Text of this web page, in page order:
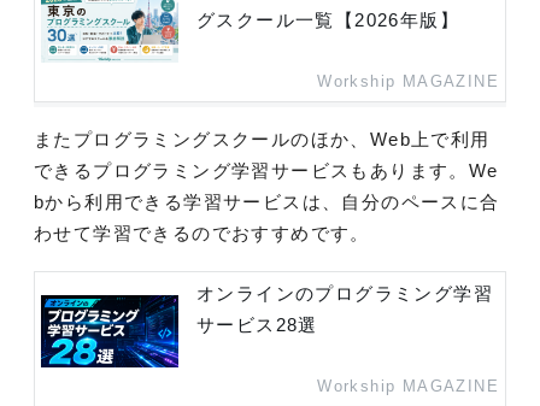
グスクール一覧【2026年版】
Workship MAGAZINE
またプログラミングスクールのほか、Web上で利用
できるプログラミング学習サービスもあります。We
bから利用できる学習サービスは、自分のペースに合
わせて学習できるのでおすすめです。
オンラインのプログラミング学習
サービス28選
Workship MAGAZINE